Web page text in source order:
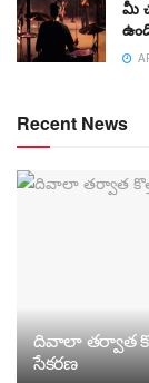
మీ
Recent News
దివాలా తర్వాత
సేకరణ